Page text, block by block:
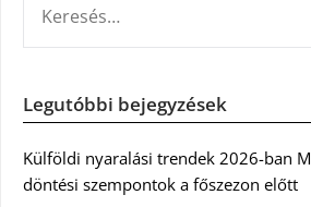
Legutóbbi bejegyzések
Külföldi nyaralási trendek 2026-ban
döntési szempontok a főszezon előtt